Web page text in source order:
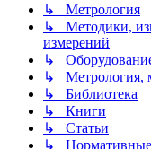
↳ Метрология
↳ Методики,
измерений
↳
↳ Метрология,
↳ Библиотека
↳ Книги
↳ Статьи
↳